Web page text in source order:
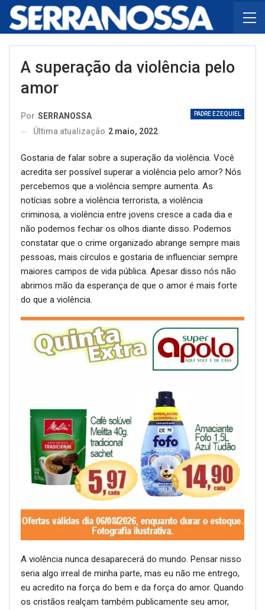
A superação da violência pelo
amor
PADRE EZEQUIEL
Por SERRANOSSA
Última atualização 2 maio, 2022
Gostaria de falar sobre a superação da violência. Você
acredita ser possível superar a violência pelo amor? Nós
percebemos que a violência sempre aumenta. As
notícias sobre a violência terrorista, a violência
criminosa, a violência entre jovens cresce a cada dia e
não podemos fechar os olhos diante disso. Podemos
constatar que o crime organizado abrange sempre mais
pessoas, mais círculos e gostaria de influenciar sempre
maiores campos de vida pública. Apesar disso nós não
abrimos mão da esperança de que o amor é mais forte
do que a violência.
A violência nunca desaparecerá do mundo. Pensar nisso
seria algo irreal de minha parte, mas eu não me entrego,
eu acredito na força do bem e da força do amor. Quando
os cristãos realçam também publicamente seu amor,